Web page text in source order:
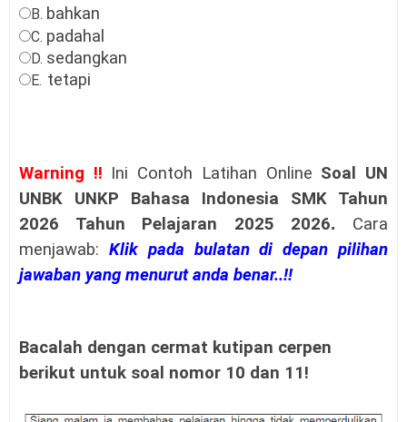
B. bahkan
C. padahal
D. sedangkan
E. tetapi
Warning !! Ini Contoh Latihan Online Soal UN
UNBK UNKP Bahasa Indonesia SMK Tahun
2026 Tahun Pelajaran 2025 2026. Cara
menjawab: Klik pada bulatan di depan pilihan
jawaban yang menurut anda benar..!!
Bacalah dengan cermat kutipan cerpen
berikut untuk soal nomor 10 dan 11!